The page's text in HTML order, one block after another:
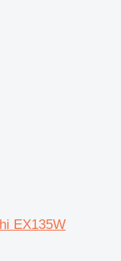
EX135W